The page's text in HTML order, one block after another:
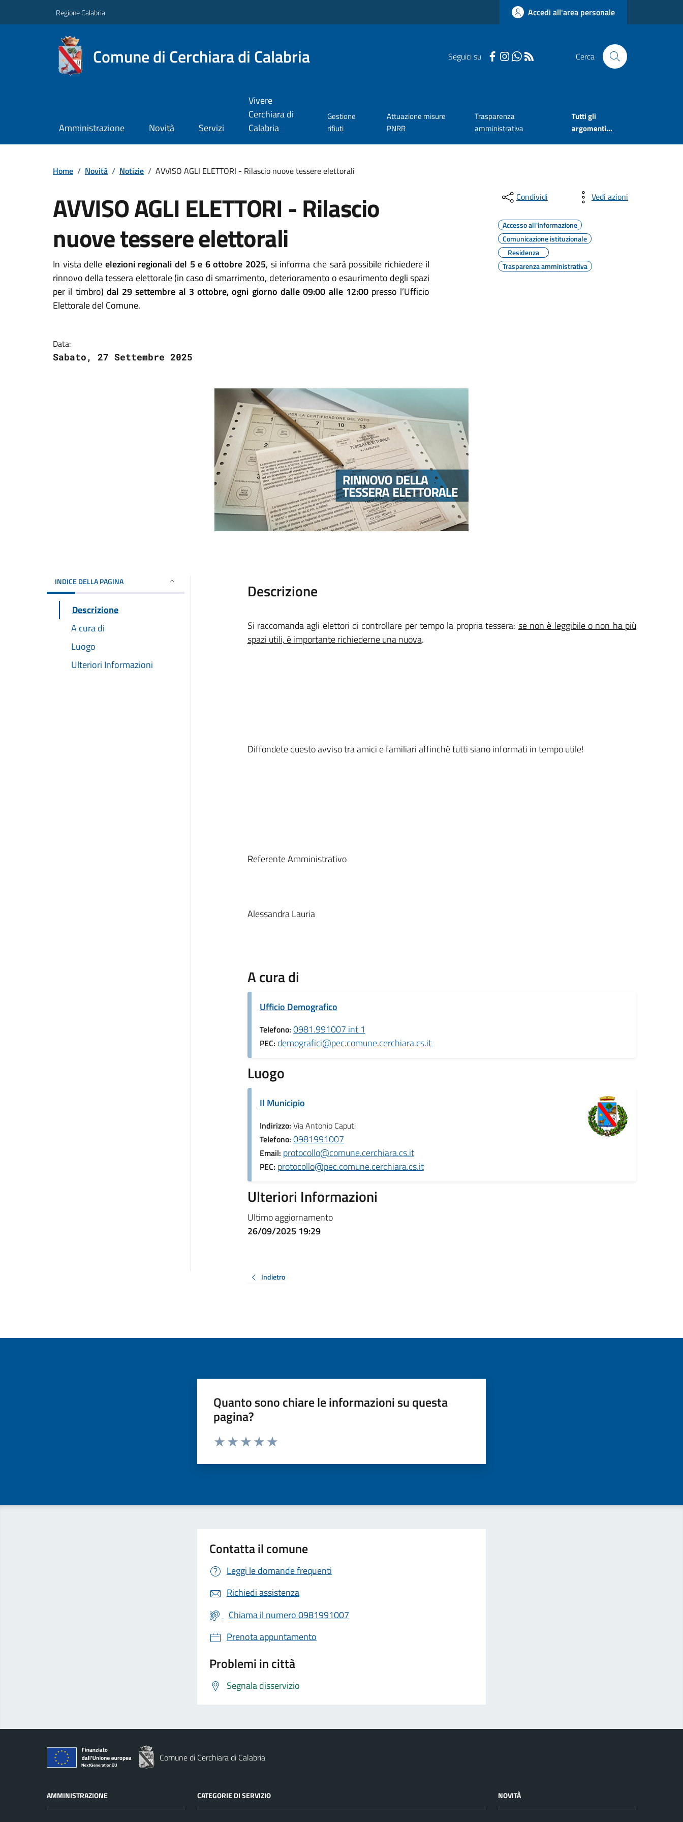
Regione Calabria Accedi all'area personale
Comune di Cerchiara di Calabria Seguici su Cerca
Amministrazione Novità Servizi
Vivere
Cerchiara di
Calabria
Gestione
rifiuti
Attuazione misure
PNRR
Trasparenza
amministrativa
Tutti gli
argomenti...
Home / Novità / Notizie / AVVISO AGLI ELETTORI - Rilascio nuove tessere elettorali
AVVISO AGLI ELETTORI - Rilascio
nuove tessere elettorali
In vista delle elezioni regionali del 5 e 6 ottobre 2025, si informa che sarà possibile richiedere il
rinnovo della tessera elettorale (in caso di smarrimento, deterioramento o esaurimento degli spazi
per il timbro) dal 29 settembre al 3 ottobre, ogni giorno dalle 09:00 alle 12:00presso l’Ufficio
Elettorale del Comune.
Data:
Sabato, 27 Settembre 2025
Condividi Vedi azioni
Accesso all'informazione
Comunicazione istituzionale
Residenza
Trasparenza amministrativa
INDICE DELLA PAGINA
Descrizione
A cura di
Luogo
Ulteriori Informazioni
Descrizione
Si raccomanda agli elettori di controllare per tempo la propria tessera: se non è leggibile o non ha più
spazi utili, è importante richiederne una nuova.
Diffondete questo avviso tra amici e familiari affinché tutti siano informati in tempo utile!
Referente Amministrativo
Alessandra Lauria
A cura di
Ufficio Demografico
Telefono: 0981.991007 int 1
PEC: demografici@pec.comune.cerchiara.cs.it
Luogo
Il Municipio
Indirizzo: Via Antonio Caputi
Telefono: 0981991007
Email: protocollo@comune.cerchiara.cs.it
PEC: protocollo@pec.comune.cerchiara.cs.it
Ulteriori Informazioni
Ultimo aggiornamento
26/09/2025 19:29
Indietro
Quanto sono chiare le informazioni su questa
pagina?
Valuta da 1 a 5 stelle la pagina
Contatta il comune
Leggi le domande frequenti
Richiedi assistenza
Chiama il numero 0981991007
Prenota appuntamento
Problemi in città
Segnala disservizio
Comune di Cerchiara di Calabria
AMMINISTRAZIONE CATEGORIE DI SERVIZIO NOVITÀ